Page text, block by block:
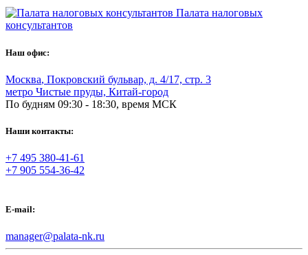
Палата налоговых
консультантов
Наш офис:
Москва, Покровский бульвар, д. 4/17, стр. 3
метро Чистые пруды, Китай-город
По будням 09:30 - 18:30, время МСК
Наши контакты:
+7 495 380-41-61
+7 905 554-36-42
E-mail:
manager@palata-nk.ru